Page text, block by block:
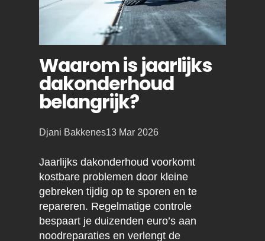
Waarom is jaarlijks
dakonderhoud
belangrijk?
Posted
Djani Bakkenes13 Mar 2026
Jaarlijks dakonderhoud voorkomt
kostbare problemen door kleine
gebreken tijdig op te sporen en te
repareren. Regelmatige controle
bespaart je duizenden euro’s aan
noodreparaties en verlengt de